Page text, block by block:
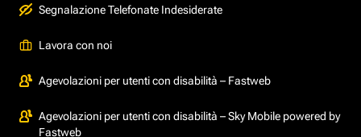
Segnalazione Telefonate Indesiderate
Lavora con noi
Agevolazioni per utenti con disabilità – Fastweb
Agevolazioni per utenti con disabilità – Sky Mobile powered by
Fastweb